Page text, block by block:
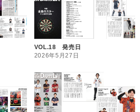
VOL.18 発売日
2026年5月27日